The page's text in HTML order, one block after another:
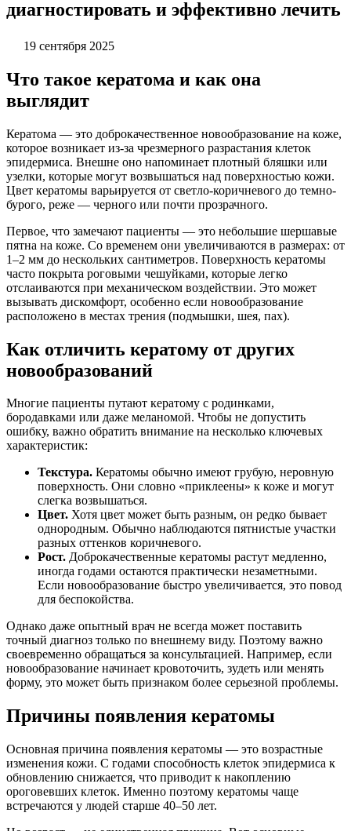
диагностировать и эффективно лечить
19 сентября 2025
Что такое кератома и как она
выглядит
Кератома — это доброкачественное новообразование на коже,
которое возникает из-за чрезмерного разрастания клеток
эпидермиса. Внешне оно напоминает плотный бляшки или
узелки, которые могут возвышаться над поверхностью кожи.
Цвет кератомы варьируется от светло-коричневого до темно-
бурого, реже — черного или почти прозрачного.
Первое, что замечают пациенты — это небольшие шершавые
пятна на коже. Со временем они увеличиваются в размерах: от
1–2 мм до нескольких сантиметров. Поверхность кератомы
часто покрыта роговыми чешуйками, которые легко
отслаиваются при механическом воздействии. Это может
вызывать дискомфорт, особенно если новообразование
расположено в местах трения (подмышки, шея, пах).
Как отличить кератому от других
новообразований
Многие пациенты путают кератому с родинками,
бородавками или даже меланомой. Чтобы не допустить
ошибку, важно обратить внимание на несколько ключевых
характеристик:
Текстура. Кератомы обычно имеют грубую, неровную
поверхность. Они словно «приклеены» к коже и могут
слегка возвышаться.
Цвет. Хотя цвет может быть разным, он редко бывает
однородным. Обычно наблюдаются пятнистые участки
разных оттенков коричневого.
Рост. Доброкачественные кератомы растут медленно,
иногда годами остаются практически незаметными.
Если новообразование быстро увеличивается, это повод
для беспокойства.
Однако даже опытный врач не всегда может поставить
точный диагноз только по внешнему виду. Поэтому важно
своевременно обращаться за консультацией. Например, если
новообразование начинает кровоточить, зудеть или менять
форму, это может быть признаком более серьезной проблемы.
Причины появления кератомы
Основная причина появления кератомы — это возрастные
изменения кожи. С годами способность клеток эпидермиса к
обновлению снижается, что приводит к накоплению
ороговевших клеток. Именно поэтому кератомы чаще
встречаются у людей старше 40–50 лет.